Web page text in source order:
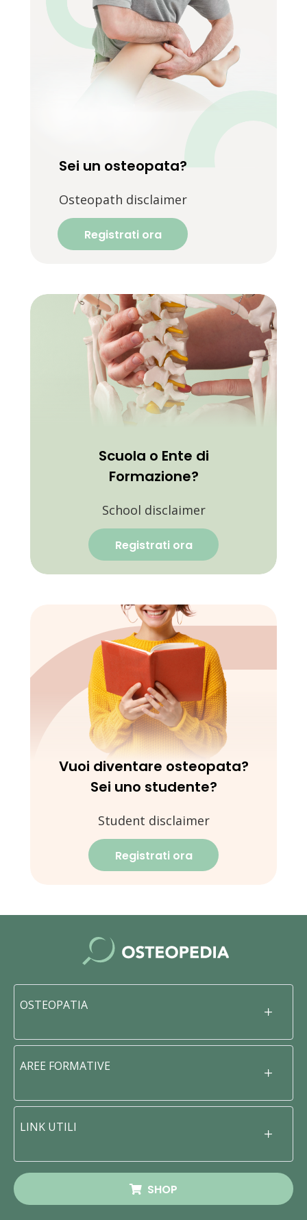
Sei un osteopata?
Osteopath disclaimer
Registrati ora
Scuola o Ente di
Formazione?
School disclaimer
Registrati ora
Vuoi diventare osteopata?
Sei uno studente?
Student disclaimer
Registrati ora
OSTEOPATIA
AREE FORMATIVE
LINK UTILI
SHOP